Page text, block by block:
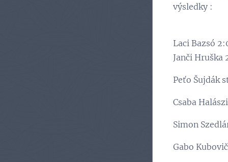
výsledky :
Laci Bazsó
Janči Hruška
Peťo Šujdák
Csaba
Simon
Gabo